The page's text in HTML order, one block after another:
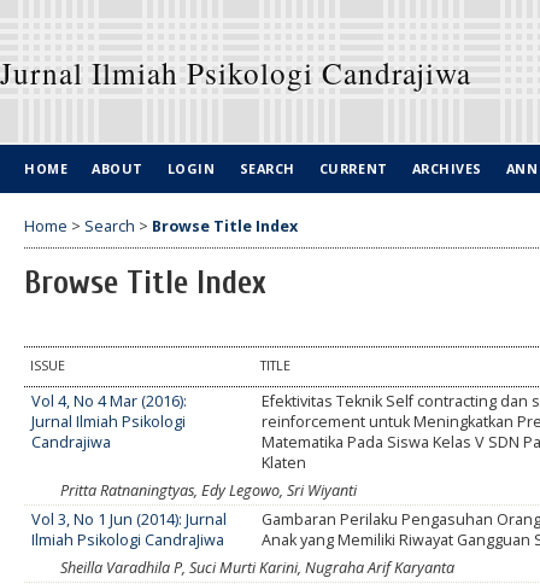
Jurnal Ilmiah Psikologi Candrajiwa
HOME ABOUT LOGIN SEARCH CURRENT ARCHIVES
Home > Search > Browse Title Index
Browse Title Index
ISSUE TITLE
Vol 4, No 4 Mar (2016):
Jurnal Ilmiah Psikologi
Candrajiwa
Efektivitas Teknik Self contracting dan
reinforcement untuk Meningkatkan
Matematika Pada Siswa Kelas V SDN
Klaten
Pritta Ratnaningtyas, Edy Legowo, Sri Wiyanti
Vol 3, No 1 Jun (2014): Jurnal
Ilmiah Psikologi CandraJiwa
Gambaran Perilaku Pengasuhan
Anak yang Memiliki Riwayat Gangguan
Sheilla Varadhila P, Suci Murti Karini, Nugraha Arif Karyanta